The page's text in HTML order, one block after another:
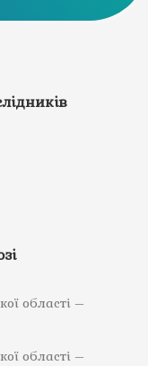
області –
області –